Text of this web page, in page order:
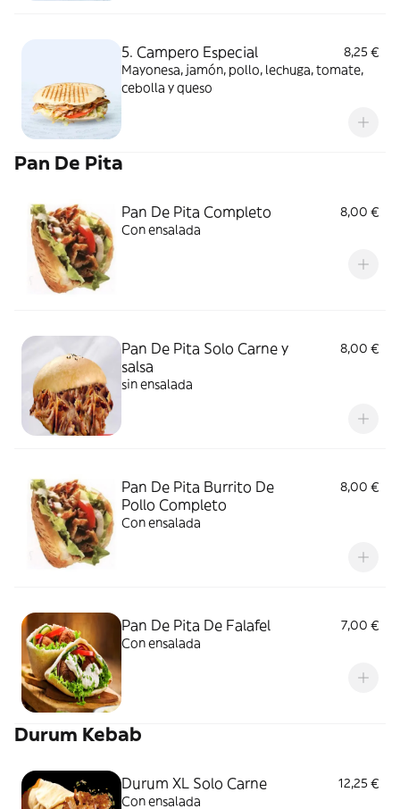
5. Campero Especial
8,25 €
Mayonesa, jamón, pollo, lechuga, tomate,
cebolla y queso
Pan De Pita
Pan De Pita Completo
8,00 €
Con ensalada
Pan De Pita Solo Carne y
salsa
8,00 €
sin ensalada
Pan De Pita Burrito De
Pollo Completo
8,00 €
Con ensalada
Pan De Pita De Falafel
7,00 €
Con ensalada
Durum Kebab
Durum XL Solo Carne
12,25 €
Con ensalada